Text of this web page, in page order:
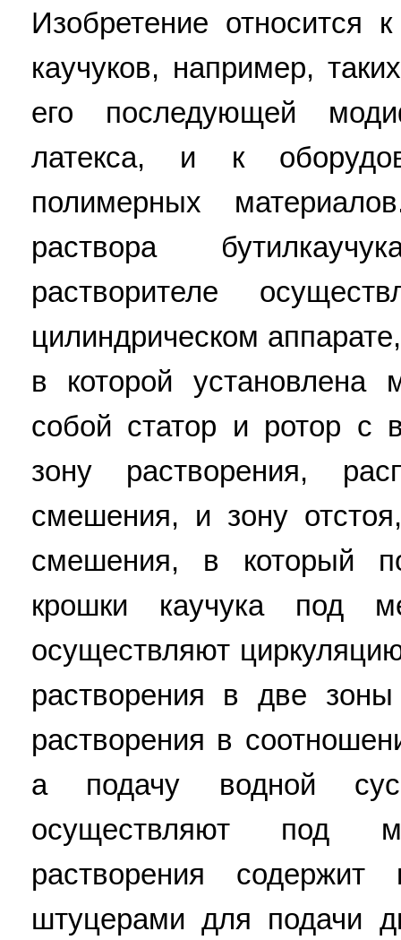
Изобретение относится
каучуков, например,
его последующей
латекса, и к
полимерных
раствора
растворителе
цилиндрическом
в которой установлена
собой статор и ротор с
зону растворения,
смешения, и зону
смешения, в который
крошки каучука под
осуществляют
растворения в две
растворения в
а подачу водной
осуществляют под
растворения содержит
штуцерами для подачи